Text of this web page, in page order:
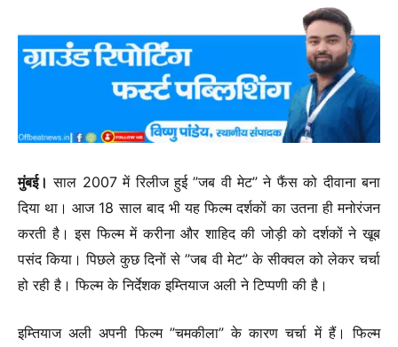
मुंबई। साल 2007 में रिलीज हुई ”जब वी मेट” ने फैंस को दीवाना बना
दिया था। आज 18 साल बाद भी यह फिल्म दर्शकों का उतना ही मनोरंजन
करती है। इस फिल्म में करीना और शाहिद की जोड़ी को दर्शकों ने खूब
पसंद किया। पिछले कुछ दिनों से ”जब वी मेट” के सीक्वल को लेकर चर्चा
हो रही है। फिल्म के निर्देशक इम्तियाज अली ने टिप्पणी की है।
इम्तियाज अली अपनी फिल्म ”चमकीला” के कारण चर्चा में हैं। फिल्म